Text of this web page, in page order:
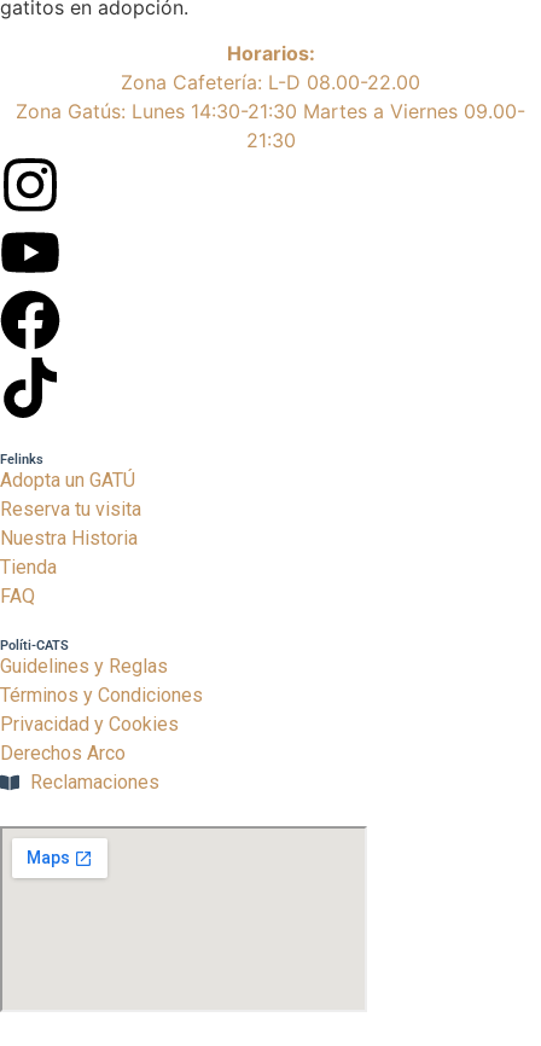
gatitos en adopción.
Horarios:
Zona Cafetería: L-D 08.00-22.00
Zona Gatús: Lunes 14:30-21:30 Martes a Viernes 09.00-
21:30
Felinks
Adopta un GATÚ
Reserva tu visita
Nuestra Historia
Tienda
FAQ
Políti-CATS
Guidelines y Reglas
Términos y Condiciones
Privacidad y Cookies
Derechos Arco
Reclamaciones